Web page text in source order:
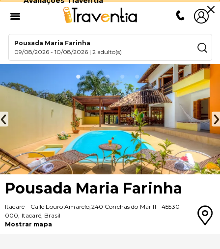
Pousada Maria Farinha
09/08/2026 -10/08/2026 |2 adulto(s)
Pousada Maria Farinha
Itacaré - Calle Louro Amarelo,240 Conchas do Mar II -45530-
000, Itacaré, Brasil
Mostrar mapa